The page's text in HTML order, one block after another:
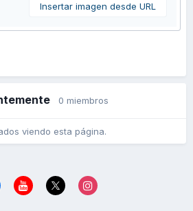
Insertar imagen desde URL
0 miembros
viendo esta página.